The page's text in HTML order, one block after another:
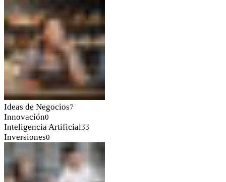
Ideas de Negocios7
Innovación0
Inteligencia Artificial33
Inversiones0